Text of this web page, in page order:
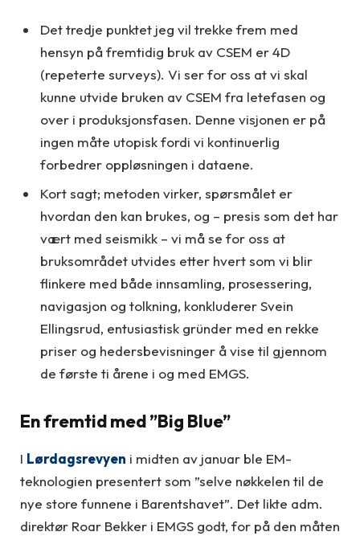
Det tredje punktet jeg vil trekke frem med
hensyn på fremtidig bruk av CSEM er 4D
(repeterte surveys). Vi ser for oss at vi skal
kunne utvide bruken av CSEM fra letefasen og
over i produksjonsfasen. Denne visjonen er på
ingen måte utopisk fordi vi kontinuerlig
forbedrer oppløsningen i dataene.
Kort sagt; metoden virker, spørsmålet er
hvordan den kan brukes, og – presis som det har
vært med seismikk – vi må se for oss at
bruksområdet utvides etter hvert som vi blir
flinkere med både innsamling, prosessering,
navigasjon og tolkning, konkluderer Svein
Ellingsrud, entusiastisk gründer med en rekke
priser og hedersbevisninger å vise til gjennom
de første ti årene i og med EMGS.
En fremtid med ”Big Blue”
I Lørdagsrevyen i midten av januar ble EM-
teknologien presentert som ”selve nøkkelen til de
nye store funnene i Barentshavet”. Det likte adm.
direktør Roar Bekker i EMGS godt, for på den måten